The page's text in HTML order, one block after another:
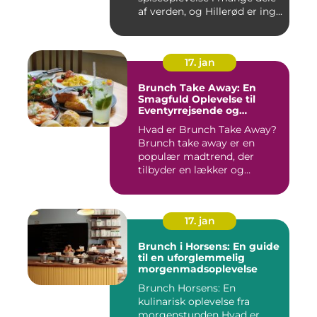
af verden, og Hillerød er ing...
17. jan
Brunch Take Away: En
Smagfuld Oplevelse til
Eventyrrejsende og
Hvad er Brunch Take Away?
Brunch take away er en
populær madtrend, der
tilbyder en lækker og
17. jan
Brunch i Horsens: En guide
til en uforglemmelig
morgenmadsoplevelse
Brunch Horsens: En
kulinarisk oplevelse fra